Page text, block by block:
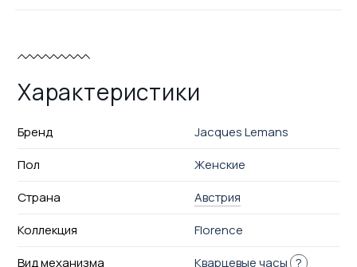
Характеристики
Бренд
Jacques Lemans
Пол
Женские
Страна
Австрия
Коллекция
Florence
Вид механизма
Кварцевые часы ?